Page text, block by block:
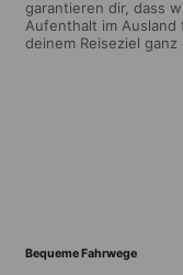
garantieren dir, dass
Aufenthalt im
deinem Reiseziel
Bequeme Fahrwege